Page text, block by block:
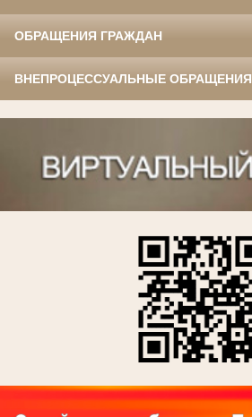
ОБРАЩЕНИЯ ГРАЖДАН
ВНЕПРОЦЕССУАЛЬНЫЕ ОБРАЩЕНИЯ